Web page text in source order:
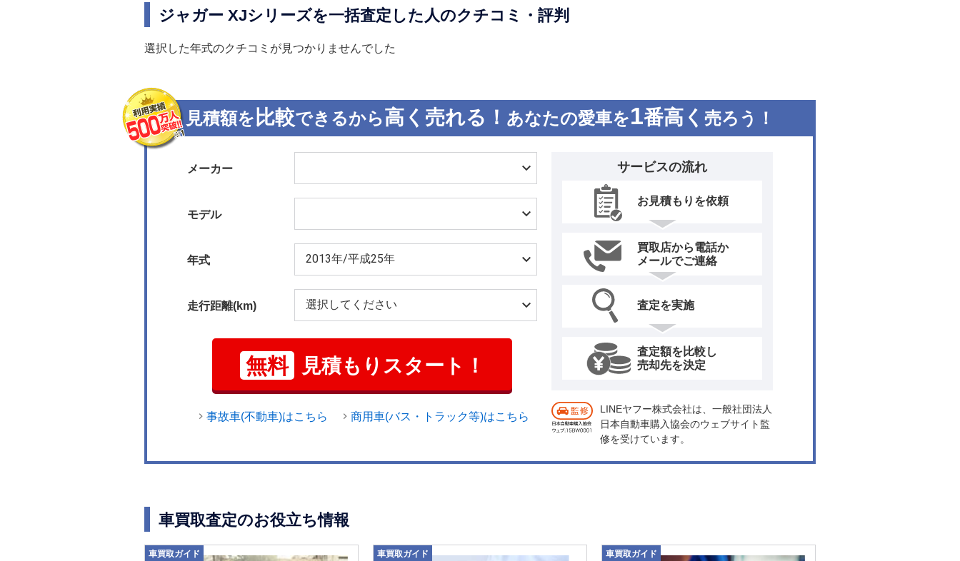
ジャガー XJシリーズを一括査定した人のクチコミ・評判
選択した年式のクチコミが見つかりませんでした
見積額を 比較できるから高く売れる！ あなたの愛車を1番高く 売ろう！
メーカー
モデル
年式
走行距離(km)
無料 見積もりスタート！
事故車(不動車)はこちら 商用車(バス・トラック等)はこちら
サービスの流れ
お見積もりを依頼
買取店から電話か
メールでご連絡
査定を実施
査定額を比較し
売却先を決定
LINEヤフー株式会社は、一般社団法人
日本自動車購入協会のウェブサイト監
修を受けています。
車買取査定のお役立ち情報
車買取ガイド 車買取ガイド 車買取ガイド